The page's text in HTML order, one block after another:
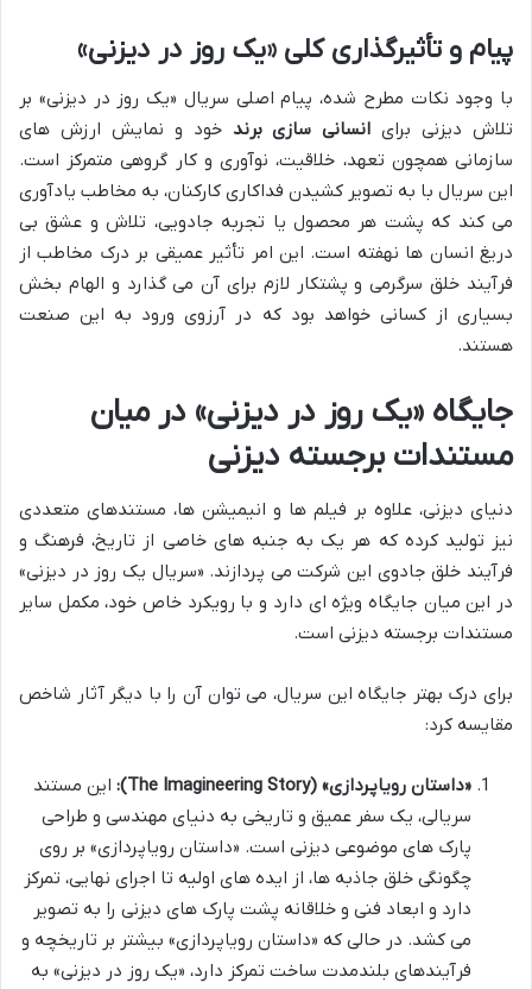
پیام و تأثیرگذاری کلی «یک روز در دیزنی»
با وجود نکات مطرح شده، پیام اصلی سریال «یک روز در دیزنی» بر
تلاش دیزنی برای انسانی سازی برند خود و نمایش ارزش های
سازمانی همچون تعهد، خلاقیت، نوآوری و کار گروهی متمرکز است.
این سریال با به تصویر کشیدن فداکاری کارکنان، به مخاطب یادآوری
می کند که پشت هر محصول یا تجربه جادویی، تلاش و عشق بی
دریغ انسان ها نهفته است. این امر تأثیر عمیقی بر درک مخاطب از
فرآیند خلق سرگرمی و پشتکار لازم برای آن می گذارد و الهام بخش
بسیاری از کسانی خواهد بود که در آرزوی ورود به این صنعت
هستند.
جایگاه «یک روز در دیزنی» در میان
مستندات برجسته دیزنی
دنیای دیزنی، علاوه بر فیلم ها و انیمیشن ها، مستندهای متعددی
نیز تولید کرده که هر یک به جنبه های خاصی از تاریخ، فرهنگ و
فرآیند خلق جادوی این شرکت می پردازند. «سریال یک روز در دیزنی»
در این میان جایگاه ویژه ای دارد و با رویکرد خاص خود، مکمل سایر
مستندات برجسته دیزنی است.
برای درک بهتر جایگاه این سریال، می توان آن را با دیگر آثار شاخص
مقایسه کرد:
«داستان رویاپردازی» (The Imagineering Story):
این مستند
سریالی، یک سفر عمیق و تاریخی به دنیای مهندسی و طراحی
پارک های موضوعی دیزنی است. «داستان رویاپردازی» بر روی
چگونگی خلق جاذبه ها، از ایده های اولیه تا اجرای نهایی، تمرکز
دارد و ابعاد فنی و خلاقانه پشت پارک های دیزنی را به تصویر
می کشد. در حالی که «داستان رویاپردازی» بیشتر بر تاریخچه و
فرآیندهای بلندمدت ساخت تمرکز دارد، «یک روز در دیزنی» به